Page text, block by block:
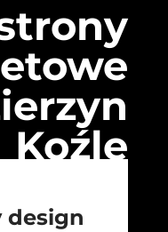
Koźle
design